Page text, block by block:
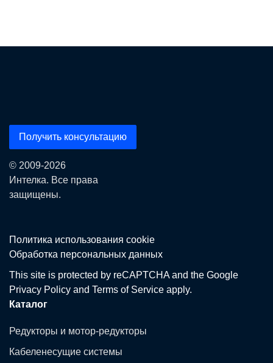
Получить консультацию
© 2009-2026
Интелка. Все права
защищены.
Политика использования сookie
Обработка персональных данных
This site is protected by reCAPTCHA and the Google
Privacy Policy and Terms of Service apply.
Каталог
Редукторы и мотор-редукторы
Кабеленесущие системы